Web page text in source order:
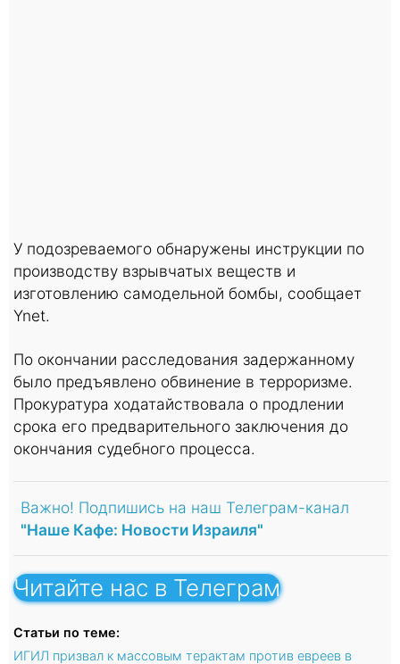
У подозреваемого обнаружены инструкции по
производству взрывчатых веществ и
изготовлению самодельной бомбы, сообщает
Ynet.
По окончании расследования задержанному
было предъявлено обвинение в терроризме.
Прокуратура ходатайствовала о продлении
срока его предварительного заключения до
окончания судебного процесса.
Важно! Подпишись на наш Телеграм-канал
"Наше Кафе: Новости Израиля"
Читайте нас в Телеграм
Статьи по теме:
ИГИЛ призвал к массовым терактам против евреев в